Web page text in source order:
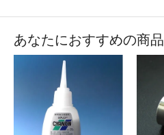
あなたにおすすめの商品